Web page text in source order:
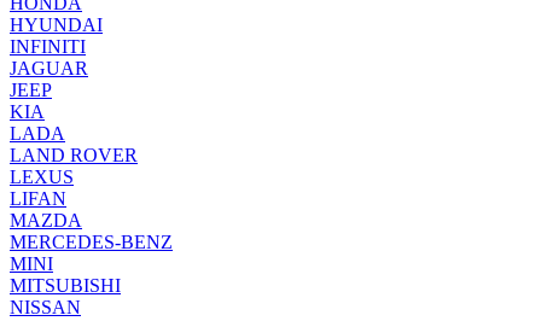
HYUNDAI
INFINITI
JAGUAR
JEEP
KIA
LADA
LAND ROVER
LEXUS
LIFAN
MAZDA
MERCEDES-BENZ
MINI
MITSUBISHI
NISSAN